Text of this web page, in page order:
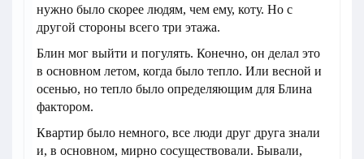
нужно было скорее людям, чем ему, коту. Но с
другой стороны всего три этажа.
Блин мог выйти и погулять. Конечно, он делал это
в основном летом, когда было тепло. Или весной и
осенью, но тепло было определяющим для Блина
фактором.
Квартир было немного, все люди друг друга знали
и, в основном, мирно сосуществовали. Бывали,